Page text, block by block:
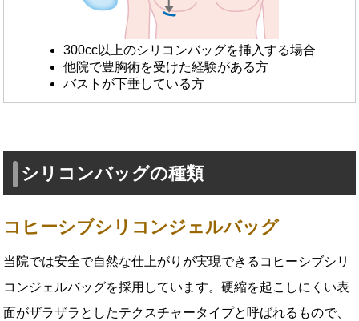
300cc以上のシリコンバッグを挿入する場合
他院で豊胸術を受けた経験がある方
バストが下垂している方
シリコンバッグの種類
コヒーシブシリコンジェルバッグ
当院では安全で自然な仕上がりが実現できるコヒーシブシリ
コンジェルバッグを採用しています。硬縮を起こしにくい表
面がザラザラとしたテクスチャータイプと呼ばれるもので、